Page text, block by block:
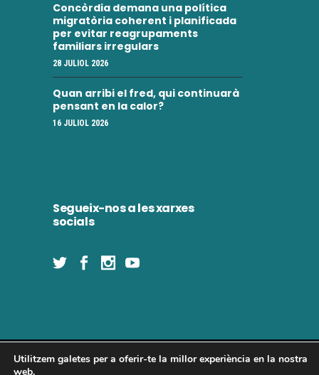
Concòrdia demana una política
migratòria coherent i planificada
per evitar reagrupaments
familiars irregulars
28 JULIOL 2026
Quan arribi el fred, qui continuarà
pensant en la calor?
16 JULIOL 2026
Segueix-nos a les xarxes
socials
Concòrdia 2025 | Tots els drets reservats
Utilitzem galetes per a oferir-te la millor experiència en la nostra
web.